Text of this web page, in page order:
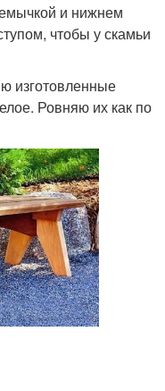
и нижнем
чтобы у скамьи
изготовленные
Ровняю их как по